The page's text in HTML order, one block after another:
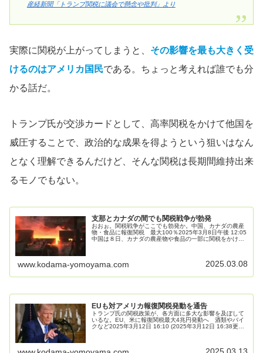
産経新聞「トランプ関税に議会で懸念や批判」より
実際に関税が上がってしまうと、 その影響を最も大きく受
けるのはアメリカ国民である。ちょっと考えれば誰でも分
かる話だ。
トランプ氏が交渉カードとして、高率関税をかけて他国を
威圧することで、政治的な成果を得ようという狙いはなん
となく理解できるんだけど、そんな関税は長期間維持出来
るモノでもない。
支那とカナダの間でも関税戦争が勃発
おおぉ。関税戦争がここでも勃発か。中国、カナダの農産
物・食品に報復関税 最大100％2025年3月8日午後 12:05
中国は８日、カナダの農産物や食品の一部に関税をかける
www.kodama-yomoyama.com 2025.03.08
EUも対アメリカ報復関税発動を通告
トランプ氏の関税政策が、各方面に多大な影響を及ぼして
いるな。EU、米に報復関税最大4兆円発動へ 酒類やバイ
クなど2025年3月12日 16:10 (2025年3月12日 16:38更新)
2025.03.13